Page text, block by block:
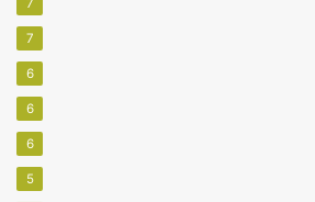
7
6
6
6
5